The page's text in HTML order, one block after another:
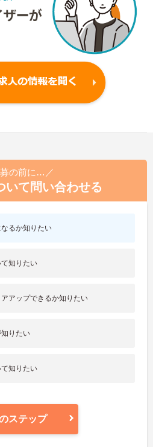
の前に…／
いて問い合わせる
るか知りたい
知りたい
アップできるか知りたい
りたい
知りたい
ステップ